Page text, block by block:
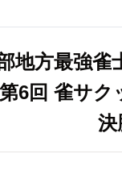
地方最強雀
第6回 雀サ
決